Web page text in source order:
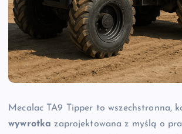
Mecalac TA9 Tipper to wszechstronna,
wywrotka zaprojektowana z myślą o